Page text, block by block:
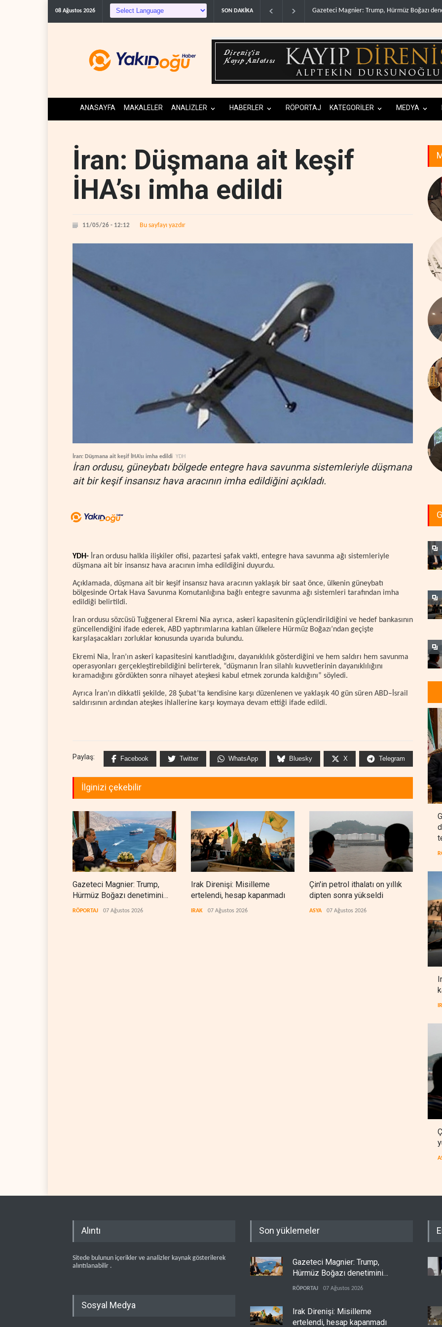
08 Ağustos 2026 SON DAKİKA
Gazeteci Magnier: Trump, Hürmüz Boğazı denetimini doğru.. Irak Direnişi: Misilleme ertelendi, hesap
ANASAYFA MAKALELER ANALİZLER HABERLER RÖPORTAJ KATEGORİLER MEDYA
İran: Düşmana ait keşif
İHA’sı imha edildi
11/05/26 - 12:12 Bu sayfayı yazdır
İran: Düşmana ait keşif İHA’sı imha edildi YDH
İran ordusu, güneybatı bölgede entegre hava savunma sistemleriyle düşmana
ait bir keşif insansız hava aracının imha edildiğini açıkladı.
YDH- İran ordusu halkla ilişkiler ofisi, pazartesi şafak vakti, entegre hava savunma ağı sistemleriyle
düşmana ait bir insansız hava aracının imha edildiğini duyurdu.
Açıklamada, düşmana ait bir keşif insansız hava aracının yaklaşık bir saat önce, ülkenin güneybatı
bölgesinde Ortak Hava Savunma Komutanlığına bağlı entegre savunma ağı sistemleri tarafından imha
edildiği belirtildi.
İran ordusu sözcüsü Tuğgeneral Ekremi Nia ayrıca, askerî kapasitenin güçlendirildiğini ve hedef bankasının
güncellendiğini ifade ederek, ABD yaptırımlarına katılan ülkelere Hürmüz Boğazı’ndan geçişte
karşılaşacakları zorluklar konusunda uyarıda bulundu.
Ekremi Nia, İran’ın askerî kapasitesini kanıtladığını, dayanıklılık gösterdiğini ve hem saldırı hem savunma
operasyonları gerçekleştirebildiğini belirterek, “düşmanın İran silahlı kuvvetlerinin dayanıklılığını
kıramadığını gördükten sonra nihayet ateşkesi kabul etmek zorunda kaldığını” söyledi.
Ayrıca İran’ın dikkatli şekilde, 28 Şubat’ta kendisine karşı düzenlenen ve yaklaşık 40 gün süren ABD–İsrail
saldırısının ardından ateşkes ihlallerine karşı koymaya devam ettiği ifade edildi.
Paylaş: Facebook Twitter WhatsApp Bluesky X Telegram
İlginizi çekebilir
Gazeteci Magnier: Trump,
Hürmüz Boğazı denetimini
doğrudan İran ve Umman'a
RÖPORTAJ 07 Ağustos 2026
Irak Direnişi: Misilleme
ertelendi, hesap kapanmadı
IRAK 07 Ağustos 2026
Çin'in petrol ithalatı on yıllık
dipten sonra yükseldi
ASYA 07 Ağustos 2026
Alıntı
Sitede bulunun içerikler ve analizler kaynak gösterilerek
alıntılanabilir .
Sosyal Medya
Son yüklemeler
Gazeteci Magnier: Trump,
Hürmüz Boğazı denetimini
doğrudan İran ve Umman'a
RÖPORTAJ 07 Ağustos 2026
Irak Direnişi: Misilleme
ertelendi, hesap kapanmadı